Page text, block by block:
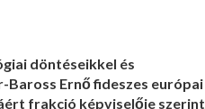
döntéseikkel és
Ernő fideszes európai
frakció képviselője szerint